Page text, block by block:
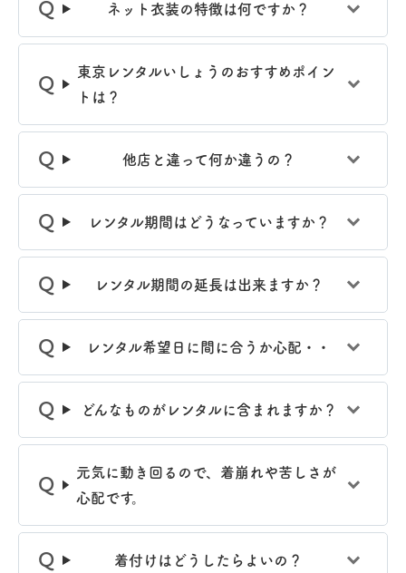
ネット衣装の特徴は何ですか？
東京レンタルいしょうのおすすめポイン
トは？
他店と違って何か違うの？
レンタル期間はどうなっていますか？
レンタル期間の延長は出来ますか？
レンタル希望日に間に合うか心配・・
どんなものがレンタルに含まれますか？
元気に動き回るので、着崩れや苦しさが
心配です。
着付けはどうしたらよいの？